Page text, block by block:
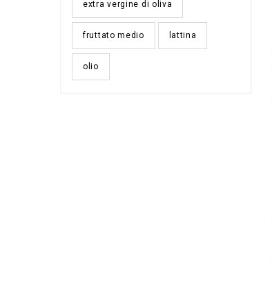
extra vergine di oliva
fruttato medio lattina
olio